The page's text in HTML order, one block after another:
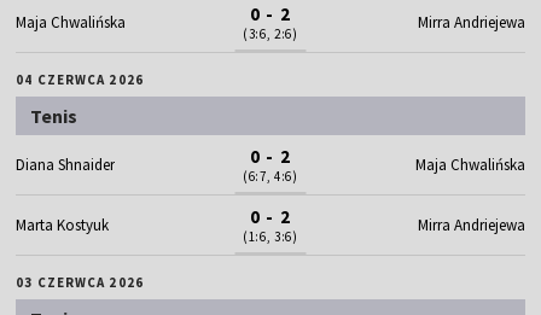
Maja Chwalińska 0 - 2
(3:6, 2:6)
Mirra Andriejewa
04 CZERWCA 2026
Tenis
Diana Shnaider 0 - 2
(6:7, 4:6)
Maja Chwalińska
Marta Kostyuk 0 - 2
(1:6, 3:6)
Mirra Andriejewa
03 CZERWCA 2026